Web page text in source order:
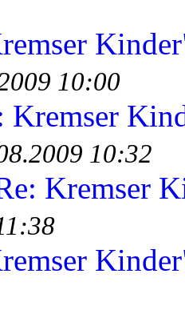
10:00
Kremser
10:32
Kremser